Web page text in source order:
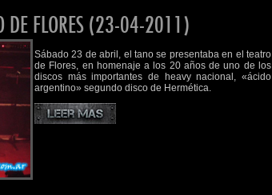
DE FLORES (23-04-2011)
Sábado 23 de abril, el tano se presentaba en el teatro
de Flores, en homenaje a los 20 años de uno de los
discos más importantes de heavy nacional, «ácido
argentino» segundo disco de Hermética.